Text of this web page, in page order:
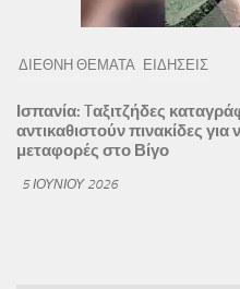
ΔΙΕΘΝΗ ΘΕΜΑΤΑ ΕΙΔΗΣΕΙΣ
Ισπανία: Tαξιτζήδες
αντικαθιστούν πινακίδες
μεταφορές στο Βίγο
5 ΙΟΥΝΊΟΥ 2026